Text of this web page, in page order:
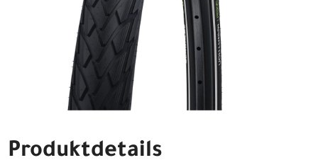
Produktdetails